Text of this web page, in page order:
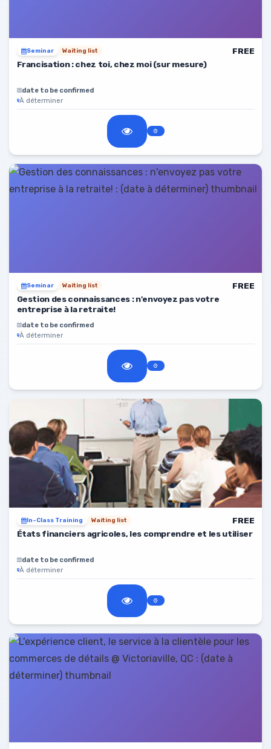
Seminar Waiting list
FREE
Francisation : chez toi, chez moi (sur mesure)
date to be confirmed
À déterminer
Seminar Waiting list
FREE
Gestion des connaissances : n'envoyez pas votre
entreprise à la retraite!
date to be confirmed
À déterminer
In-Class Training Waiting list
FREE
États financiers agricoles, les comprendre et les utiliser
date to be confirmed
À déterminer